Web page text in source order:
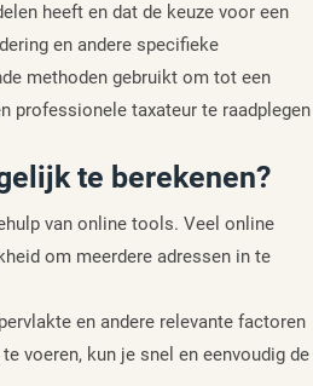
heeft en dat de keuze voor een
en andere specifieke
methoden gebruikt om tot een
professionele taxateur te raadplegen
te berekenen?
van online tools. Veel online
om meerdere adressen in te
en andere relevante factoren
voeren, kun je snel en eenvoudig de